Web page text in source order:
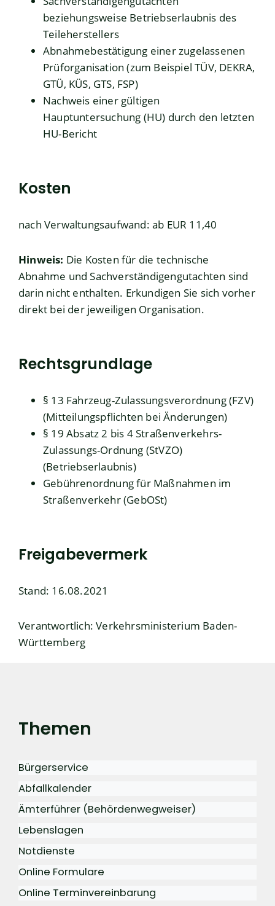
beziehungsweise Betriebserlaubnis des
Teileherstellers
Abnahmebestätigung einer zugelassenen
Prüforganisation (zum Beispiel TÜV, DEKRA,
GTÜ, KÜS, GTS, FSP)
Nachweis einer gültigen
Hauptuntersuchung (HU) durch den letzten
HU-Bericht
Kosten
nach Verwaltungsaufwand: ab EUR 11,40
Hinweis: Die Kosten für die technische
Abnahme und Sachverständigengutachten sind
darin nicht enthalten. Erkundigen Sie sich vorher
direkt bei der jeweiligen Organisation.
Rechtsgrundlage
§ 13 Fahrzeug-Zulassungsverordnung (FZV)
(Mitteilungspflichten bei Änderungen)
§ 19 Absatz 2 bis 4 Straßenverkehrs-
Zulassungs-Ordnung (StVZO)
(Betriebserlaubnis)
Gebührenordnung für Maßnahmen im
Straßenverkehr (GebOSt)
Freigabevermerk
Stand: 16.08.2021
Verantwortlich: Verkehrsministerium Baden-
Württemberg
Themen
Bürgerservice
Abfallkalender
Ämterführer (Behördenwegweiser)
Lebenslagen
Notdienste
Online Formulare
Online Terminvereinbarung